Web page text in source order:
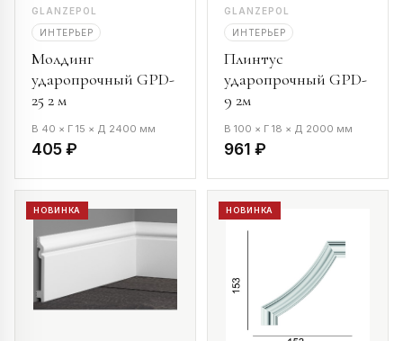
GLANZEPOL
ИНТЕРЬЕР
Молдинг
ударопрочный GPD-
25 2 м
В 40 × Г 15 × Д 2400 мм
405 ₽
GLANZEPOL
ИНТЕРЬЕР
Плинтус
ударопрочный GPD-
9 2м
В 100 × Г 18 × Д 2000 мм
961 ₽
НОВИНКА НОВИНКА